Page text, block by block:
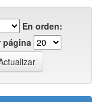
En orden:
página